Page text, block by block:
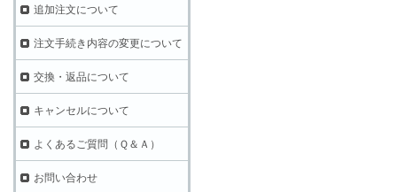
追加注文について
注文手続き内容の変更について
交換・返品について
キャンセルについて
よくあるご質問（Ｑ＆Ａ）
お問い合わせ